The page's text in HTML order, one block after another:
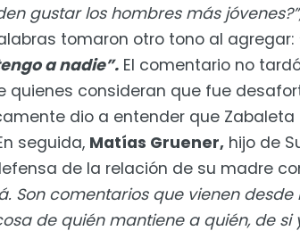
gustar los hombres más
tomaron otro tono al agregar:
a nadie”. El comentario no
quienes consideran que fue
dio a entender que
seguida, Matías Gruener, hijo de
de la relación de su madre
Son comentarios que vienen
de quién mantiene a quién, de si